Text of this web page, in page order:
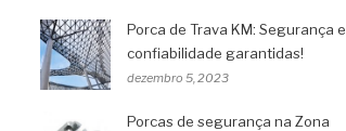
Porca de Trava KM: Segurança e
confiabilidade garantidas!
dezembro 5, 2023
Porcas de segurança na Zona